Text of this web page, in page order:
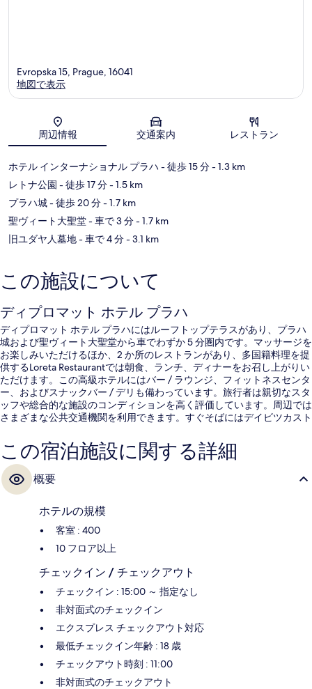
地図
Evropska 15, Prague, 16041
地図で表示
周辺情報 交通案内 レストラン
ホテル インターナショナル プラハ - 徒歩 15 分- 1.3 km
レトナ公園 - 徒歩 17 分- 1.5 km
プラハ城- 徒歩 20 分- 1.7 km
聖ヴィート大聖堂- 車で 3 分- 1.7 km
旧ユダヤ人墓地- 車で 4 分- 3.1 km
この施設について
ディプロマット ホテル プラハ
ディプロマット ホテル プラハにはルーフトップテラスがあり、プラハ
城および聖ヴィート大聖堂から車でわずか 5 分圏内です。マッサージを
お楽しみいただけるほか、2 か所のレストランがあり、多国籍料理を提
供するLoreta Restaurantでは朝食、ランチ、ディナーをお召し上がりい
ただけます。この高級ホテルにはバー / ラウンジ、フィットネスセンタ
ー、およびスナックバー / デリも備わっています。旅行者は親切なスタ
ッフや総合的な施設のコンディションを高く評価しています。周辺では
さまざまな公共交通機関を利用できます。すぐそばにはデイビツカスト
この宿泊施設に関する詳細
概要
ホテルの規模
客室 : 400
10 フロア以上
チェックイン / チェックアウト
チェックイン : 15:00 ～ 指定なし
非対面式のチェックイン
エクスプレス チェックアウト対応
最低チェックイン年齢 : 18 歳
チェックアウト時刻 : 11:00
非対面式のチェックアウト